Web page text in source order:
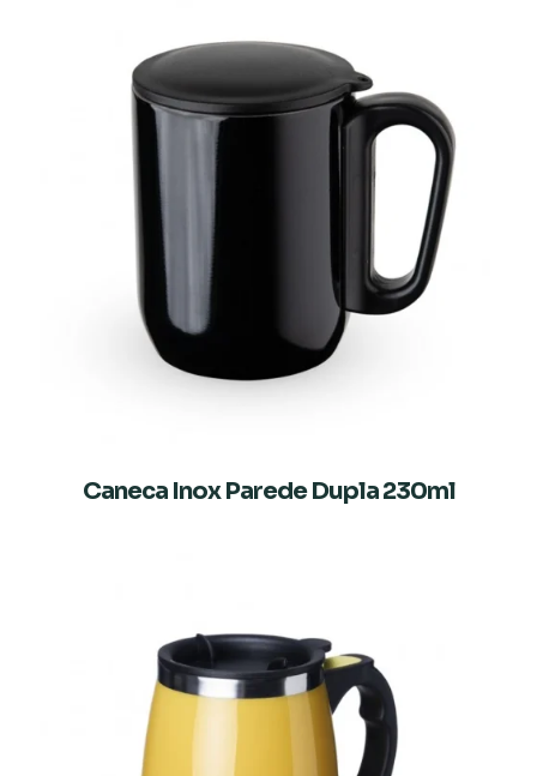
Caneca Inox Parede Dupla 230ml